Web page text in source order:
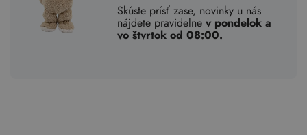
Skúste prísť zase, novinky u nás
nájdete pravidelnev pondelok a
vo štvrtok od 08:00.